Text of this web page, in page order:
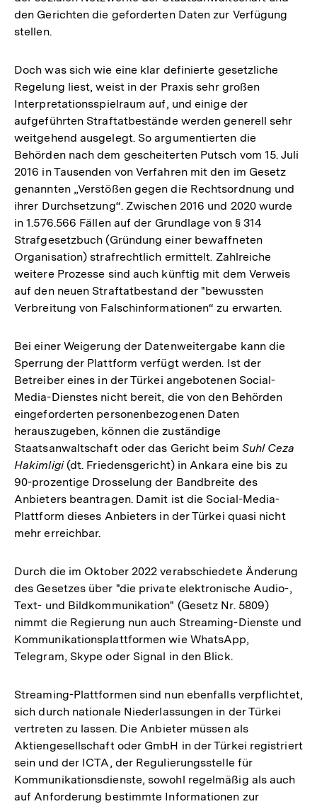
den Gerichten die geforderten Daten zur Verfügung
stellen.
Doch was sich wie eine klar definierte gesetzliche
Regelung liest, weist in der Praxis sehr großen
Interpretationsspielraum auf, und einige der
aufgeführten Straftatbestände werden generell sehr
weitgehend ausgelegt. So argumentierten die
Behörden nach dem gescheiterten Putsch vom 15. Juli
2016 in Tausenden von Verfahren mit den im Gesetz
genannten „Verstößen gegen die Rechtsordnung und
ihrer Durchsetzung“. Zwischen 2016 und 2020 wurde
in 1.576.566 Fällen auf der Grundlage von § 314
Strafgesetzbuch (Gründung einer bewaffneten
Organisation) strafrechtlich ermittelt. Zahlreiche
weitere Prozesse sind auch künftig mit dem Verweis
auf den neuen Straftatbestand der "bewussten
Verbreitung von Falschinformationen“ zu erwarten.
Bei einer Weigerung der Datenweitergabe kann die
Sperrung der Plattform verfügt werden. Ist der
Betreiber eines in der Türkei angebotenen Social-
Media-Dienstes nicht bereit, die von den Behörden
eingeforderten personenbezogenen Daten
herauszugeben, können die zuständige
Staatsanwaltschaft oder das Gericht beim Suhl Ceza
Hakimligi(dt. Friedensgericht) in Ankara eine bis zu
90-prozentige Drosselung der Bandbreite des
Anbieters beantragen. Damit ist die Social-Media-
Plattform dieses Anbieters in der Türkei quasi nicht
mehr erreichbar.
Durch die im Oktober 2022 verabschiedete Änderung
des Gesetzes über "die private elektronische Audio-,
Text- und Bildkommunikation" (Gesetz Nr. 5809)
nimmt die Regierung nun auch Streaming-Dienste und
Kommunikationsplattformen wie WhatsApp,
Telegram, Skype oder Signal in den Blick.
Streaming-Plattformen sind nun ebenfalls verpflichtet,
sich durch nationale Niederlassungen in der Türkei
vertreten zu lassen. Die Anbieter müssen als
Aktiengesellschaft oder GmbH in der Türkei registriert
sein und der ICTA, der Regulierungsstelle für
Kommunikationsdienste, sowohl regelmäßig als auch
auf Anforderung bestimmte Informationen zur